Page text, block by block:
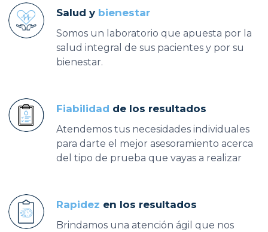
Salud y bienestar
Somos un laboratorio que apuesta por la
salud integral de sus pacientes y por su
bienestar.
Fiabilidad de los resultados
Atendemos tus necesidades individuales
para darte el mejor asesoramiento acerca
del tipo de prueba que vayas a realizar
Rapidez en los resultados
Brindamos una atención ágil que nos